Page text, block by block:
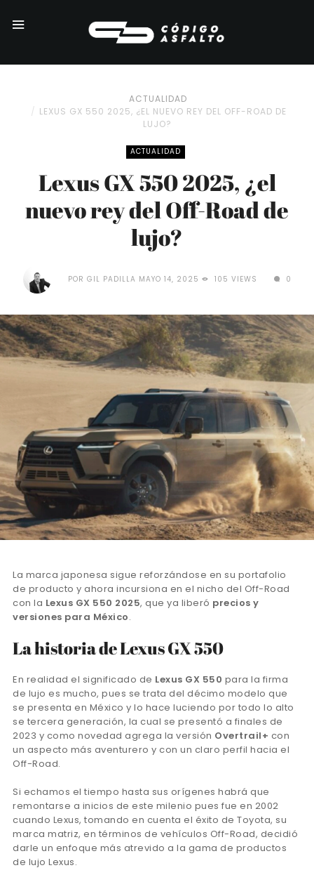
ACTUALIDAD
LEXUS GX 550 2025, ¿EL NUEVO REY DEL OFF-ROAD DE
LUJO?
ACTUALIDAD
Lexus GX 550 2025, ¿el
nuevo rey del Off-Road de
lujo?
POR GIL PADILLA MAYO 14, 2025 105 VIEWS 0
La marca japonesa sigue reforzándose en su portafolio
de producto y ahora incursiona en el nicho del Off-Road
con la Lexus GX 550 2025, que ya liberó precios y
versiones para México.
La historia de Lexus GX 550
En realidad el significado de Lexus GX 550 para la firma
de lujo es mucho, pues se trata del décimo modelo que
se presenta en México y lo hace luciendo por todo lo alto
se tercera generación, la cual se presentó a finales de
2023 y como novedad agrega la versión Overtrail+ con
un aspecto más aventurero y con un claro perfil hacia el
Off-Road.
Si echamos el tiempo hasta sus orígenes habrá que
remontarse a inicios de este milenio pues fue en 2002
cuando Lexus, tomando en cuenta el éxito de Toyota, su
marca matriz, en términos de vehículos Off-Road, decidió
darle un enfoque más atrevido a la gama de productos
de lujo Lexus.